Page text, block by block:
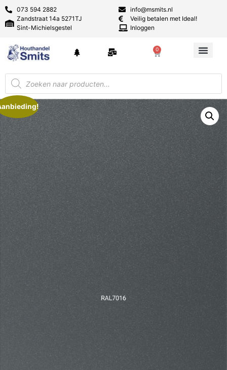
073 594 2882
Zandstraat 14a 5271TJ
Sint-Michielsgestel
info@msmits.nl
Veilig betalen met Ideal!
Inloggen
0